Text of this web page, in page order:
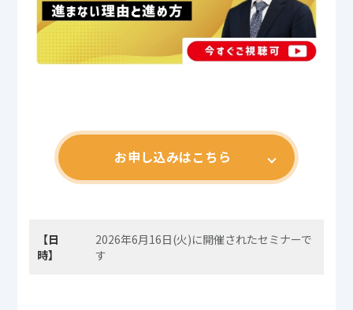
お申し込みはこちら
【日
時】
2026年6月16日(火)に開催されたセミナーで
す